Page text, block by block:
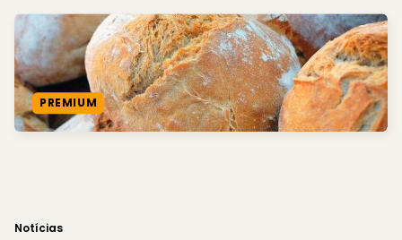
Nacional
Internacional
Login
PREMIUM
Notícias